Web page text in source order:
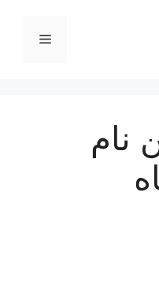
فهرست
نام